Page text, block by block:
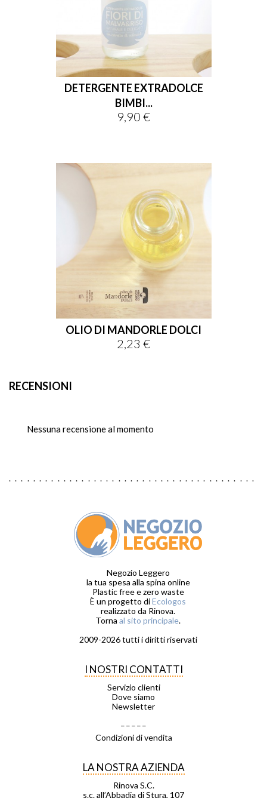
DETERGENTE EXTRADOLCE
BIMBI...
Prezzo
9,90 €
OLIO DI MANDORLE DOLCI
Prezzo
2,23 €
RECENSIONI
Nessuna recensione al momento
Negozio Leggero
la tua spesa alla spina online
Plastic free e zero waste
È un progetto diEcologos
realizzato da Rinova.
Torna al sito principale.
2009-2026 tutti i diritti riservati
I NOSTRI CONTATTI
Servizio clienti
Dove siamo
Newsletter
Condizioni di vendita
LA NOSTRA AZIENDA
Rinova S.C.
s.c. all’Abbadia di Stura, 107